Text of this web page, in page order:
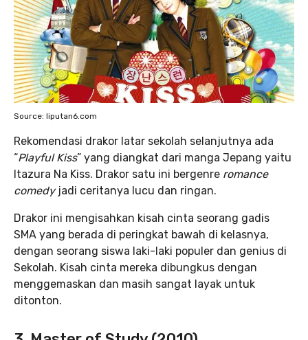
Source: liputan6.com
Rekomendasi drakor latar sekolah selanjutnya ada
“Playful Kiss” yang diangkat dari manga Jepang yaitu
Itazura Na Kiss. Drakor satu ini bergenre romance
comedyjadi ceritanya lucu dan ringan.
Drakor ini mengisahkan kisah cinta seorang gadis
SMA yang berada di peringkat bawah di kelasnya,
dengan seorang siswa laki-laki populer dan genius di
Sekolah. Kisah cinta mereka dibungkus dengan
menggemaskan dan masih sangat layak untuk
ditonton.